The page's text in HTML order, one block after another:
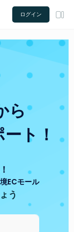
ログイン
ら
ト！
ECモール
う